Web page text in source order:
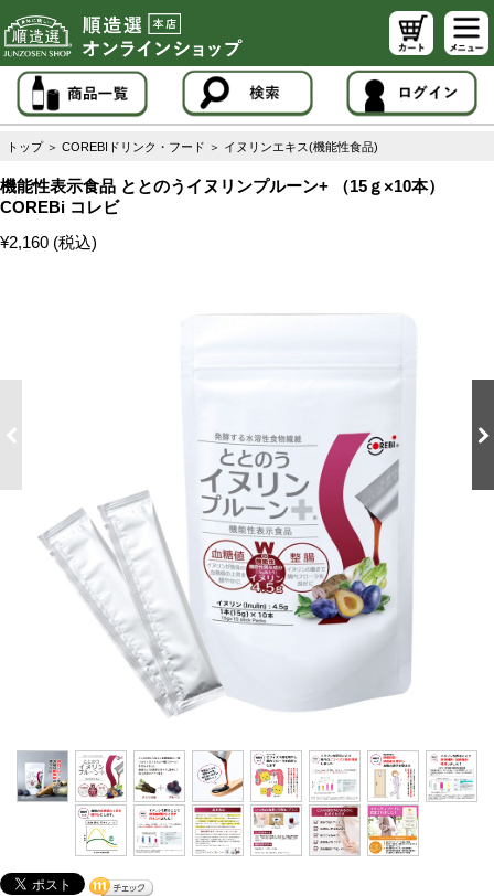
トップ ＞ COREBIドリンク・フード ＞ イヌリンエキス(機能性食品)
機能性表示食品 ととのうイヌリンプルーン+ （15ｇ×10本）
COREBi コレビ
¥2,160 (税込)